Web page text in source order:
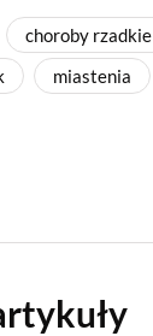
choroby rzadkie
miastenia